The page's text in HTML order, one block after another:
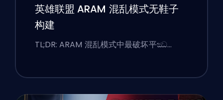
英雄联盟 ARAM 混乱模式无鞋子
构建
TL;DR: ARAM 混乱模式中最破坏平ඣ…